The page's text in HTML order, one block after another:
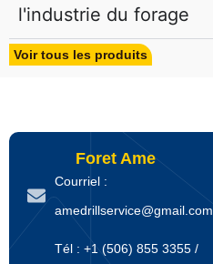
améliorant l'efficacité et réduisant
les temps d'arrêt des projets de
forage.
l'industrie du forage
Voir tous les produits
Foret Ame
Courriel :
amedrillservice@gmail.com
Tél : +1 (506) 855 3355 /